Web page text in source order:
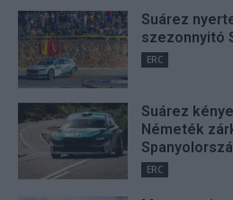
Suárez
szezonnyitó
ERC
Suárez
Németék
ERC